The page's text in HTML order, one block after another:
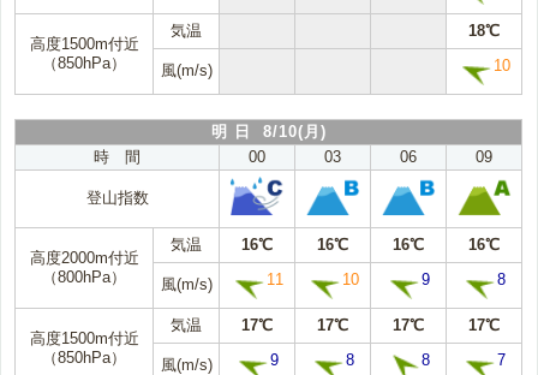
高度1500m付近
（850hPa）
気温 18℃
風(m/s) 10
明 日 8/10(月)
時 間
00 03 06 09
登山指数
高度2000m付近
（800hPa）
気温 16℃ 16℃ 16℃ 16℃
風(m/s) 11 10 9 8
高度1500m付近
（850hPa）
気温 17℃ 17℃ 17℃ 17℃
風(m/s) 9 8 8 7